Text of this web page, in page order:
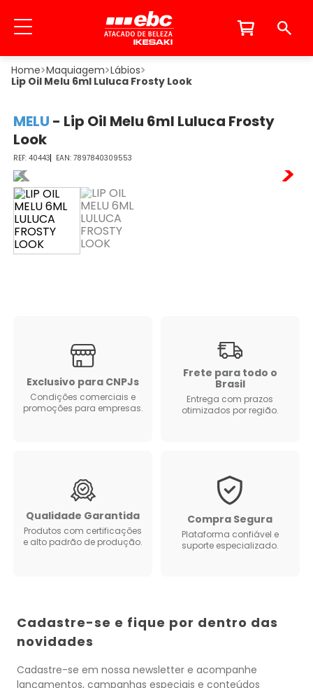
Maquiagem Lábios
Lip Oil Melu 6ml Luluca Frosty Look
MELU - Lip Oil Melu 6ml Luluca Frosty
Look
40443 7897840309553
Exclusivo para CNPJs
Condições comerciais e
promoções para empresas.
Frete para todo o
Brasil
Entrega com prazos
otimizados por região.
Qualidade Garantida
Produtos com certificações
e alto padrão de produção.
Compra Segura
Plataforma confiável e
suporte especializado.
Cadastre-se e fique por dentro das
novidades
Cadastre-se em nossa newsletter e acompanhe
lançamentos, campanhas especiais e conteúdos